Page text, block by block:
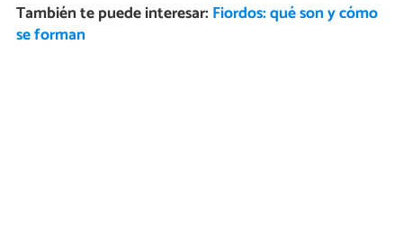
También te puede interesar: Fiordos: qué son y cómo
se forman